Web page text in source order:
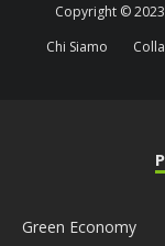
Copyright ©
Chi Siamo
Green Economy